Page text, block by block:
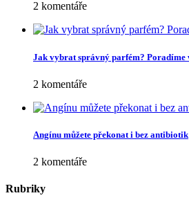
2 komentáře
Jak vybrat správný parfém? Poradíme
2 komentáře
Angínu můžete překonat i bez antibiotik
2 komentáře
Rubriky